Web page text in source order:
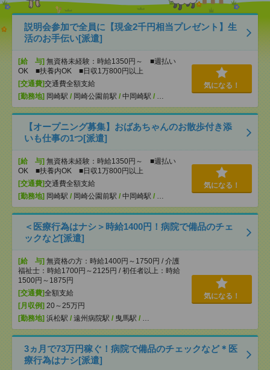
説明会参加で全員に【現金2千円相当プレゼント】生
活のお手伝い[派遣]
[給 与] 無資格未経験：時給1350円～ ■週払い
OK ■扶養内OK ■日収1万800円以上
[交通費]交通費全額支給
[勤務地] 岡崎駅 / 岡崎公園前駅 / 中岡崎駅 / …
気になる！
【オープニング募集】おばあちゃんのお散歩付き添
いも仕事の1つ[派遣]
[給 与] 無資格未経験：時給1350円～ ■週払い
OK ■扶養内OK ■日収1万800円以上
[交通費]交通費全額支給
[勤務地] 岡崎駅 / 岡崎公園前駅 / 中岡崎駅 / …
気になる！
＜医療行為はナシ＞時給1400円！病院で備品のチェ
ックなど[派遣]
[給 与] 無資格の方：時給1400円～1750円 / 介護
福祉士：時給1700円～2125円 / 初任者以上：時給
1500円～1875円
[交通費]全額支給
[月収例] 20～25万円
[勤務地] 浜松駅 / 遠州病院駅 / 曳馬駅 / …
気になる！
3ヵ月で73万円稼ぐ！病院で備品のチェックなど＊医
療行為はナシ[派遣]